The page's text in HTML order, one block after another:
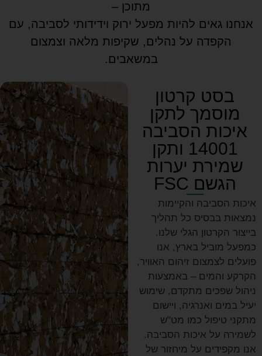
מתוכן –
אנחנו גאים להיות מפעל ירוק וידידותי לסביבה, עם
הקפדה על נהלים, שקיפות מלאה וצמצום
במשאבים.
בסט קרטון
מוסמך לתקן
איכות הסביבה
14001 ותקן
שמירת יערות
הגשם FSC
איכות הסביבה והקיימות
נמצאות בבסיס כל תהליך
בייצור הקרטון הגלי שלנו.
כמפעל מוביל בארץ, אנו
פועלים לצמצום זיהום האוויר,
הקרקע והמים – באמצעות
ניהול שפכים מתקדם, שימוש
יעיל במים ואנרגיה, ויישום
מתקני טיפול כמו מט"ש
לשמירה על איכות הסביבה.
אנו מקפידים על מיחזור של